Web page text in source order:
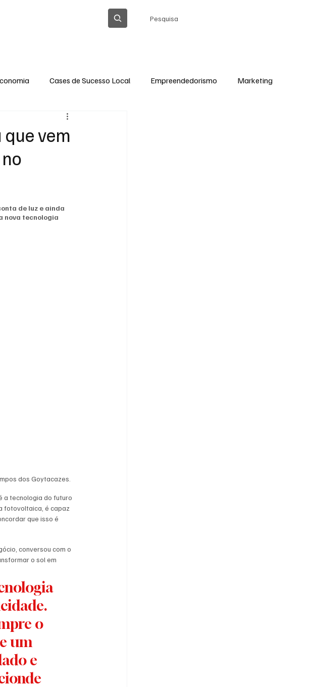
Pesquisa
Cases de Sucesso Local Empreendedorismo Marketing
Espírito Santinho
Lima
vem
de luz e ainda
nova tecnologia
dos Goytacazes.
a tecnologia do futuro
fotovoltaica, é capaz
que isso é
conversou com o
o sol em
o
um
e